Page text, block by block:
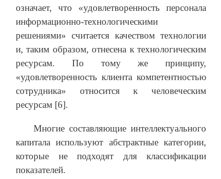
означает, что «удовлетворенность персонала
информационно-технологическими
решениями» считается качеством технологии
и, таким образом, отнесена к технологическим
ресурсам. По тому же принципу,
«удовлетворенность клиента компетентностью
сотрудника» относится к человеческим
ресурсам [6].
Многие составляющие интеллектуального
капитала используют абстрактные категории,
которые не подходят для классификации
показателей.